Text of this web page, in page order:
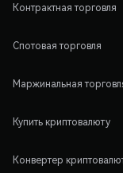
Контрактная торговля
Спотовая торговля
Маржинальная
Купить криптовалюту
Конвертер